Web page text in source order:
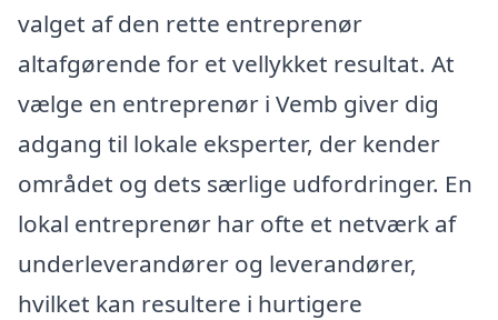
valget af den rette entreprenør
altafgørende for et vellykket resultat. At
vælge en entreprenør i Vemb giver dig
adgang til lokale eksperter, der kender
området og dets særlige udfordringer. En
lokal entreprenør har ofte et netværk af
underleverandører og leverandører,
hvilket kan resultere i hurtigere